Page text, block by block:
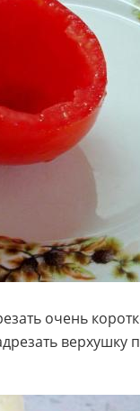
очень
верхушку